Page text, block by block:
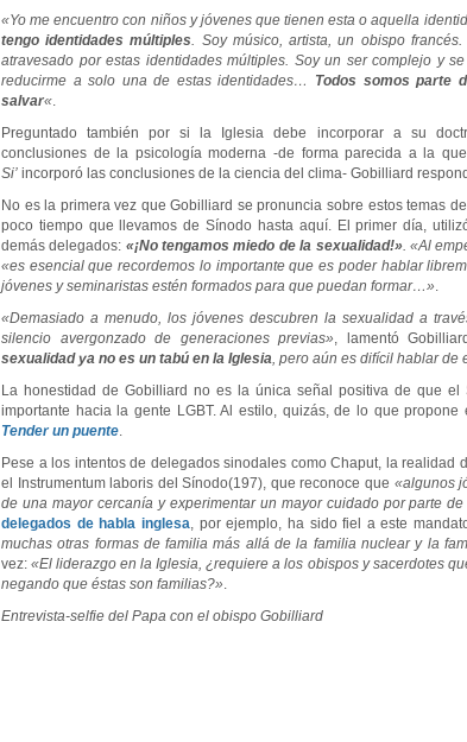
«Yo me encuentro con niños y jóvenes que tienen esta o aquella
tengo identidades múltiples. Soy músico, artista, un obispo
atravesado por estas identidades múltiples. Soy un ser complejo y
reducirme a solo una de estas identidades… Todos somos parte
salvar«.
Preguntado también por si la Iglesia debe incorporar a su
conclusiones de la psicología moderna -de forma parecida a la
Si’ incorporó las conclusiones de la ciencia del clima- Gobilliard
No es la primera vez que Gobilliard se pronuncia sobre estos temas
poco tiempo que llevamos de Sínodo hasta aquí. El primer día,
demás delegados: «¡No tengamos miedo de la sexualidad!». «Al
«es esencial que recordemos lo importante que es poder hablar
jóvenes y seminaristas estén formados para que puedan formar…».
«Demasiado a menudo, los jóvenes descubren la sexualidad a
silencio avergonzado de generaciones previas», lamentó
sexualidad ya no es un tabú en la Iglesia, pero aún es difícil hablar de
La honestidad de Gobilliard no es la única señal positiva de que el
importante hacia la gente LGBT. Al estilo, quizás, de lo que
Tender un puente.
Pese a los intentos de delegados sinodales como Chaput, la realidad
el Instrumentum laboris del Sínodo(197), que reconoce que «algunos
de una mayor cercanía y experimentar un mayor cuidado por parte
delegados de habla inglesa, por ejemplo, ha sido fiel a este
muchas otras formas de familia más allá de la familia nuclear y la
vez:«El liderazgo en la Iglesia, ¿requiere a los obispos y sacerdotes
negando que éstas son familias?».
Entrevista-selfie del Papa con el obispo Gobilliard